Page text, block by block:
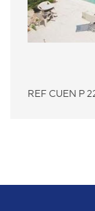
REF CUEN P